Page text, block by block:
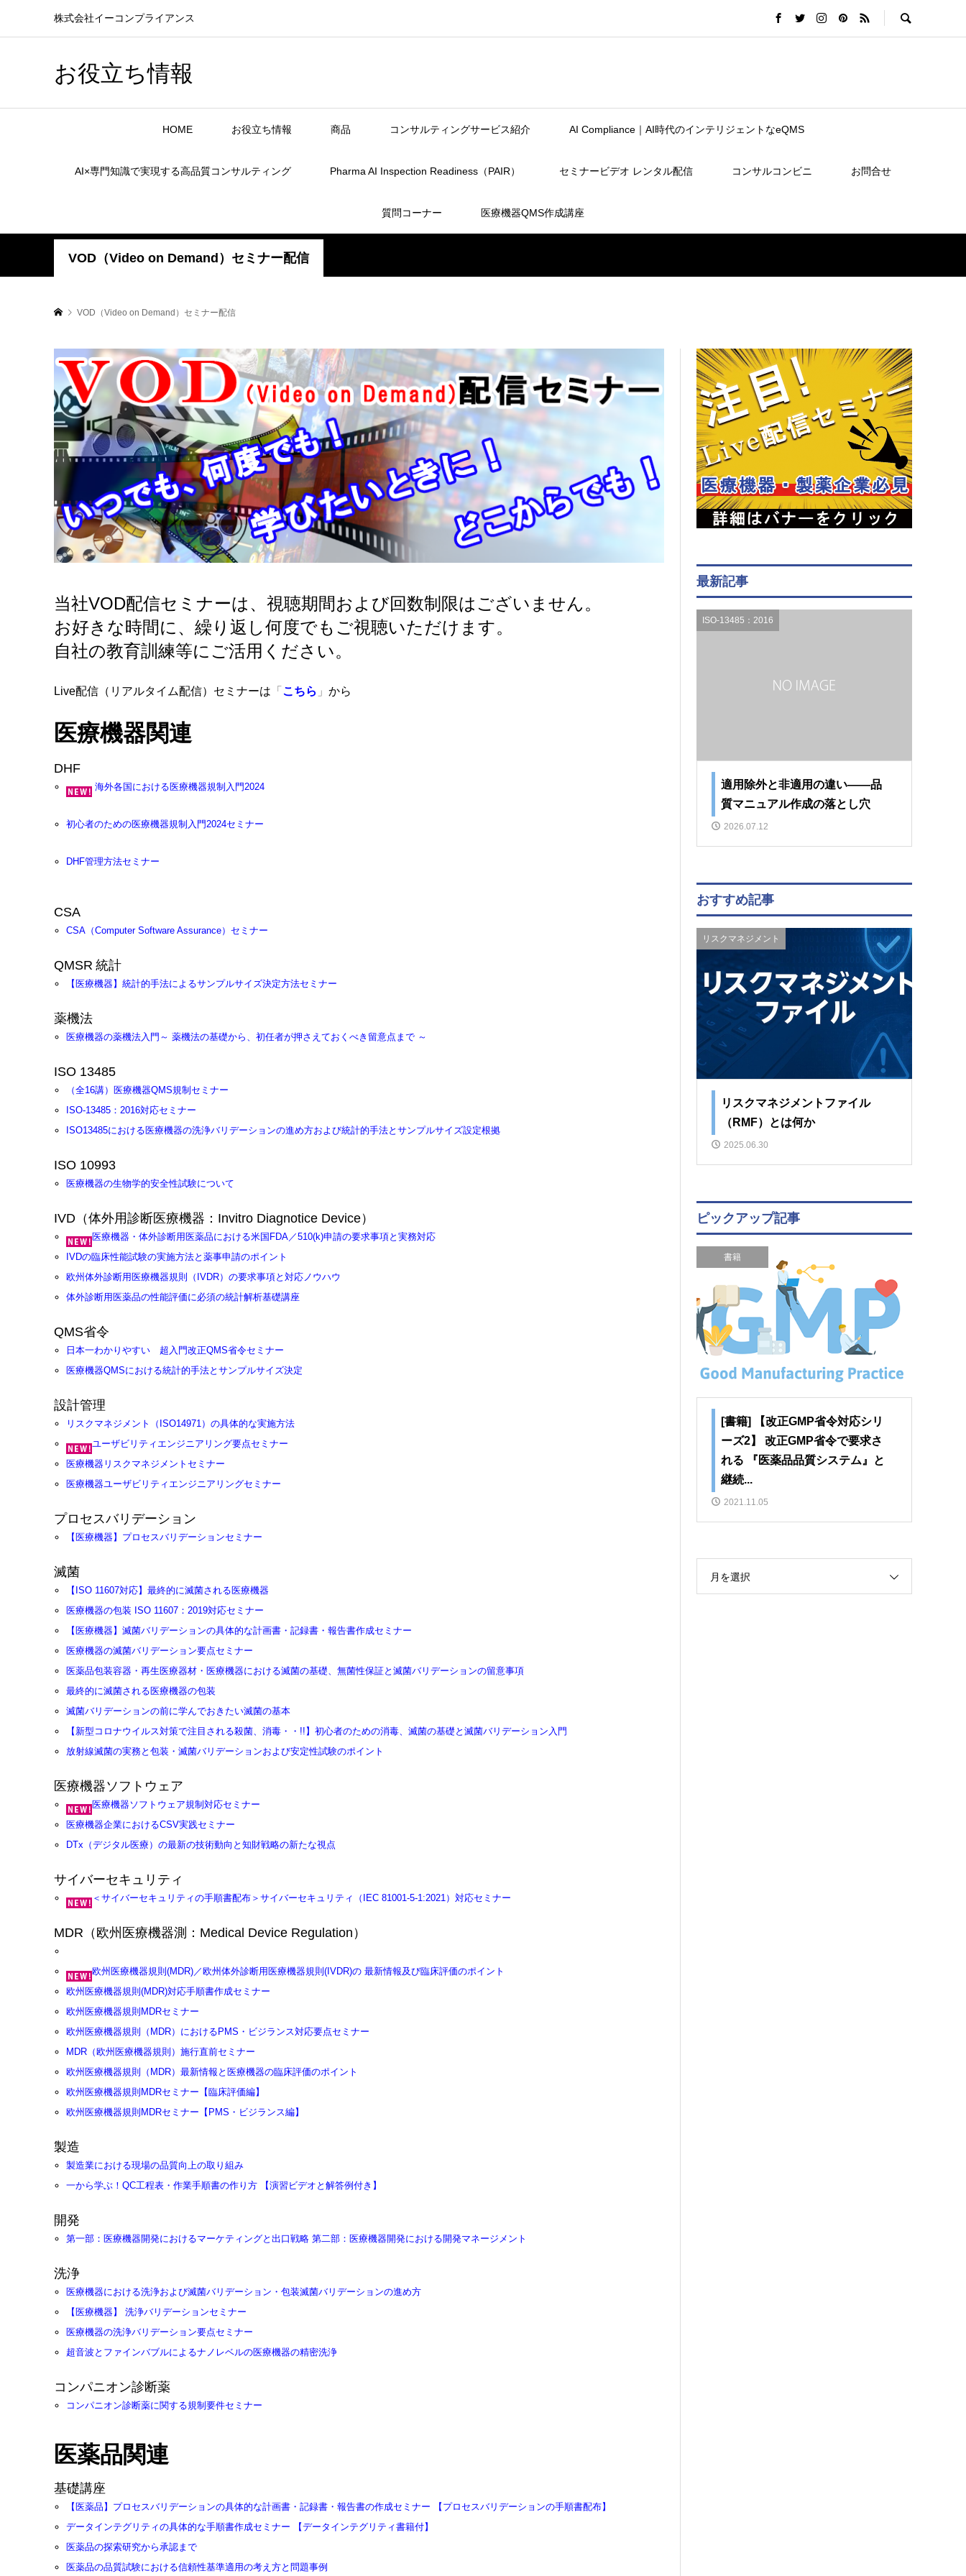
株式会社イーコンプライアンス
お役立ち情報
HOME お役立ち情報 商品 コンサルティングサービス紹介 AI Compliance｜AI時代のインテリジェントなeQMS
AI×専門知識で実現する高品質コンサルティング Pharma AI Inspection Readiness（PAIR） セミナービデオ レンタル配信 コンサルコンビニ お問合せ
質問コーナー 医療機器QMS作成講座
VOD（Video on Demand）セミナー配信
VOD（Video on Demand）セミナー配信
当社VOD配信セミナーは、視聴期間および回数制限はございません。
お好きな時間に、繰り返し何度でもご視聴いただけます。
自社の教育訓練等にご活用ください。
Live配信（リアルタイム配信）セミナーは 「 こちら 」 から
医療機器関連
DHF
海外各国における医療機器規制入門2024
初心者のための医療機器規制入門2024セミナー
DHF管理方法セミナー
CSA
CSA（Computer Software Assurance）セミナー
QMSR 統計
【医療機器】統計的手法によるサンプルサイズ決定方法セミナー
薬機法
医療機器の薬機法入門～ 薬機法の基礎から、初任者が押さえておくべき留意点まで ～
ISO 13485
（全16講）医療機器QMS規制セミナー
ISO-13485：2016対応セミナー
ISO13485における医療機器の洗浄バリデーションの進め方および統計的手法とサンプルサイズ設定根拠
ISO 10993
医療機器の生物学的安全性試験について
IVD（体外用診断医療機器：Invitro Diagnotice Device）
医療機器・体外診断用医薬品における米国FDA／510(k)申請の要求事項と実務対応
IVDの臨床性能試験の実施方法と薬事申請のポイント
欧州体外診断用医療機器規則（IVDR）の要求事項と対応ノウハウ
体外診断用医薬品の性能評価に必須の統計解析基礎講座
QMS省令
日本一わかりやすい 超入門改正QMS省令セミナー
医療機器QMSにおける統計的手法とサンプルサイズ決定
設計管理
リスクマネジメント（ISO14971）の具体的な実施方法
ユーザビリティエンジニアリング要点セミナー
医療機器リスクマネジメントセミナー
医療機器ユーザビリティエンジニアリングセミナー
プロセスバリデーション
【医療機器】プロセスバリデーションセミナー
滅菌
【ISO 11607対応】最終的に滅菌される医療機器
医療機器の包装 ISO 11607：2019対応セミナー
【医療機器】滅菌バリデーションの具体的な計画書・記録書・報告書作成セミナー
医療機器の滅菌バリデーション要点セミナー
医薬品包装容器・再生医療器材・医療機器における滅菌の基礎、無菌性保証と滅菌バリデーションの留意事項
最終的に滅菌される医療機器の包装
滅菌バリデーションの前に学んでおきたい滅菌の基本
【新型コロナウイルス対策で注目される殺菌、消毒・・!!】初心者のための消毒、滅菌の基礎と滅菌バリデーション入門
放射線滅菌の実務と包装・滅菌バリデーションおよび安定性試験のポイント
医療機器ソフトウェア
医療機器ソフトウェア規制対応セミナー
医療機器企業におけるCSV実践セミナー
DTx（デジタル医療）の最新の技術動向と知財戦略の新たな視点
サイバーセキュリティ
＜サイバーセキュリティの手順書配布＞サイバーセキュリティ（IEC 81001-5-1:2021）対応セミナー
MDR（欧州医療機器測：Medical Device Regulation）
欧州医療機器規則(MDR)／欧州体外診断用医療機器規則(IVDR)の 最新情報及び臨床評価のポイント
欧州医療機器規則(MDR)対応手順書作成セミナー
欧州医療機器規則MDRセミナー
欧州医療機器規則（MDR）におけるPMS・ビジランス対応要点セミナー
MDR（欧州医療機器規則）施行直前セミナー
欧州医療機器規則（MDR）最新情報と医療機器の臨床評価のポイント
欧州医療機器規則MDRセミナー【臨床評価編】
欧州医療機器規則MDRセミナー【PMS・ビジランス編】
製造
製造業における現場の品質向上の取り組み
一から学ぶ！QC工程表・作業手順書の作り方 【演習ビデオと解答例付き】
開発
第一部：医療機器開発におけるマーケティングと出口戦略 第二部：医療機器開発における開発マネージメント
洗浄
医療機器における洗浄および滅菌バリデーション・包装滅菌バリデーションの進め方
【医療機器】 洗浄バリデーションセミナー
医療機器の洗浄バリデーション要点セミナー
超音波とファインバブルによるナノレベルの医療機器の精密洗浄
コンパニオン診断薬
コンパニオン診断薬に関する規制要件セミナー
医薬品関連
基礎講座
【医薬品】プロセスバリデーションの具体的な計画書・記録書・報告書の作成セミナー 【プロセスバリデーションの手順書配布】
データインテグリティの具体的な手順書作成セミナー 【データインテグリティ書籍付】
医薬品の探索研究から承認まで
医薬品の品質試験における信頼性基準適用の考え方と問題事例
最新記事
ISO-13485：2016
適用除外と非適用の違い――品
質マニュアル作成の落とし穴
2026.07.12
おすすめ記事
リスクマネジメント
リスクマネジメントファイル
（RMF）とは何か
2025.06.30
ピックアップ記事
書籍
[書籍] 【改正GMP省令対応シリ
ーズ2】 改正GMP省令で要求さ
れる 『医薬品品質システム』と
継続...
2021.11.05
月を選択